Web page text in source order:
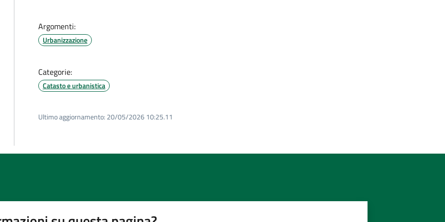
Argomenti:
Urbanizzazione
Categorie:
Catasto e urbanistica
Ultimo aggiornamento: 20/05/2026 10:25.11